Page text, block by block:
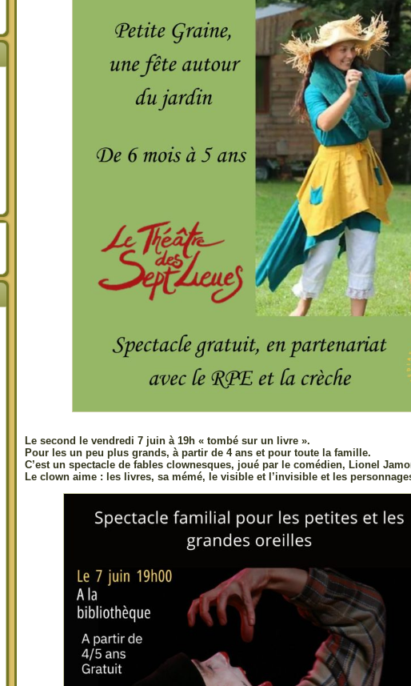
Le second le vendredi 7 juin à 19h « tombé sur un livre ».
Pour les un peu plus grands, à partir de 4 ans et pour toute la famille.
C’est un spectacle de fables clownesques, joué par le comédien, Lionel
Le clown aime : les livres, sa mémé, le visible et l’invisible et les